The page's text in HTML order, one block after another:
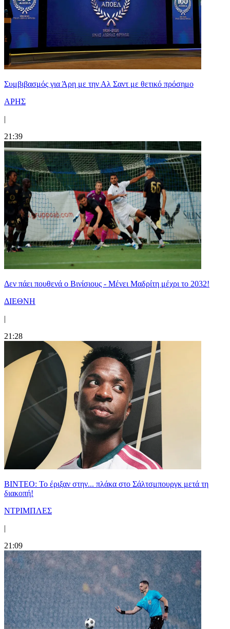
Συμβιβασμός για Άρη με την Αλ Σαντ με θετικό πρόσημο
ΑΡΗΣ
|
21:39
Δεν πάει πουθενά ο Βινίσιους - Μένει Μαδρίτη μέχρι το 2032!
ΔΙΕΘΝΗ
|
21:28
ΒΙΝΤΕΟ: Το έριξαν στην... πλάκα στο Σάλτσμπουργκ μετά τη
διακοπή!
ΝΤΡΙΜΠΛΕΣ
|
21:09